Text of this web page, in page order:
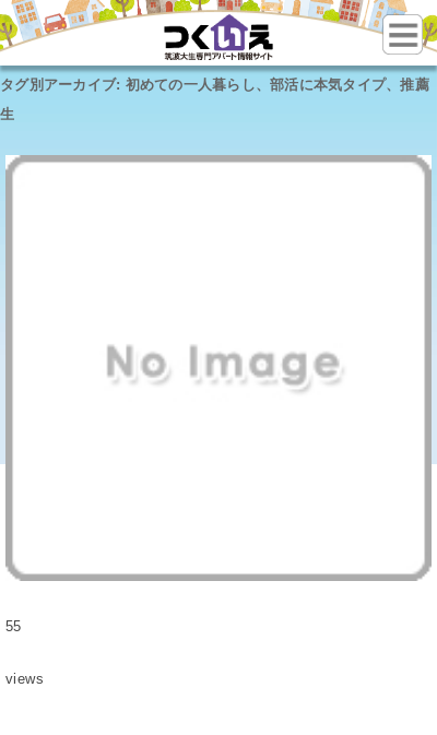
タグ別アーカイブ: 初めての一人暮らし、部活に本気タイプ、推薦
生
55
views